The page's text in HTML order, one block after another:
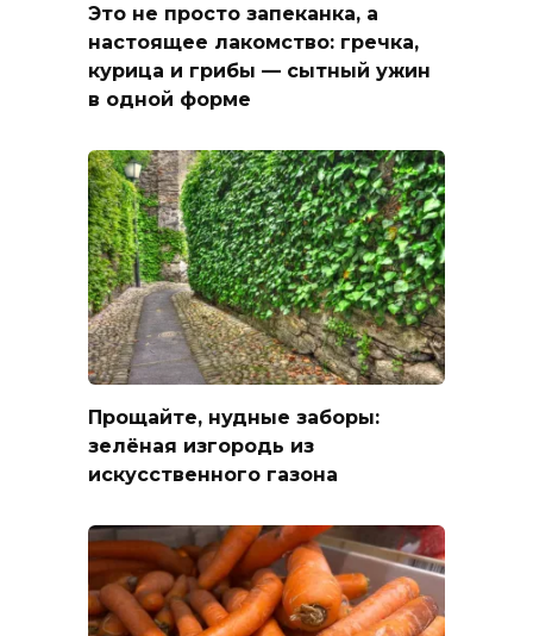
Это не просто запеканка, а
настоящее лакомство: гречка,
курица и грибы — сытный ужин
в одной форме
Прощайте, нудные заборы:
зелёная изгородь из
искусственного газона